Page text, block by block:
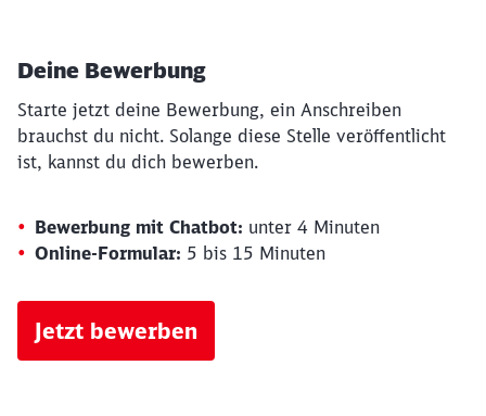
Deine Bewerbung
Starte jetzt deine Bewerbung, ein Anschreiben
brauchst du nicht. Solange diese Stelle veröffentlicht
ist, kannst du dich bewerben.
Bewerbung mit Chatbot: unter 4 Minuten
Online-Formular: 5 bis 15 Minuten
Jetzt bewerben